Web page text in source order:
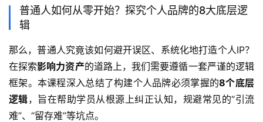
普通人如何从零开始？探究个人品牌的8大底层逻
辑
那么，普通人究竟该如何避开误区、系统化地打造个人IP？
在探索影响力资产的道路上，我们需要遵循一套严谨的逻辑
框架。本课程深入总结了构建个人品牌必须掌握的8个底层
逻辑，旨在帮助学员从根源上纠正认知，规避常见的“引流
难”、“留存难”等坑点。